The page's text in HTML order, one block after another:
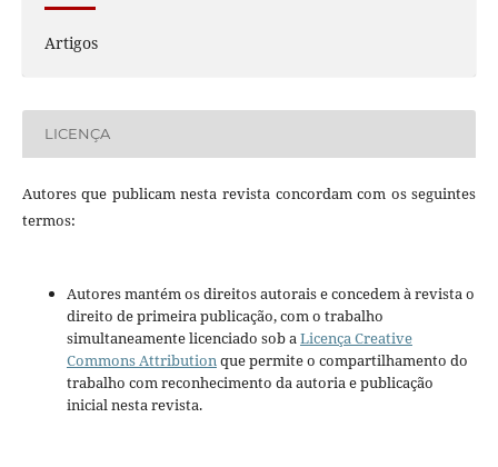
Artigos
LICENÇA
Autores que publicam nesta revista concordam com os seguintes
termos:
Autores mantém os direitos autorais e concedem à revista o
direito de primeira publicação, com o trabalho
simultaneamente licenciado sob aLicença Creative
Commons Attributionque permite o compartilhamento do
trabalho com reconhecimento da autoria e publicação
inicial nesta revista.